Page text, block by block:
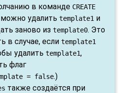
в команде CREATE
удалить template1 и
заново из template0. Это
в случае, если template1
удалить template1,
флаг
= false.)
также создаётся при